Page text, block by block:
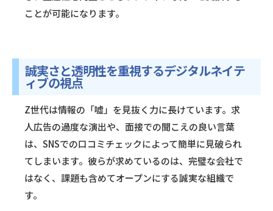
ことが可能になります。
誠実さと透明性を重視するデジタルネイテ
ィブの視点
Z世代は情報の「嘘」を見抜く力に長けています。求
人広告の過度な演出や、面接での聞こえの良い言葉
は、SNSでの口コミチェックによって簡単に見破られ
てしまいます。彼らが求めているのは、完璧な会社で
はなく、課題も含めてオープンにする誠実な組織で
す。